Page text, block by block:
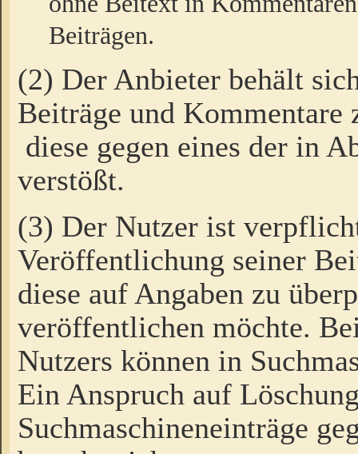
Beiträgen.
(2) Der Anbieter behält
Beiträge und Kommentare
diese gegen eines der in
verstößt.
(3) Der Nutzer ist
Veröffentlichung seiner
diese auf Angaben zu
veröffentlichen möchte.
Nutzers können in
Ein Anspruch auf
Suchmaschineneinträge